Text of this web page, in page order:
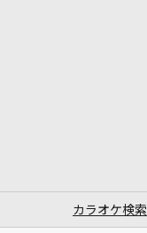
カラオケ検索